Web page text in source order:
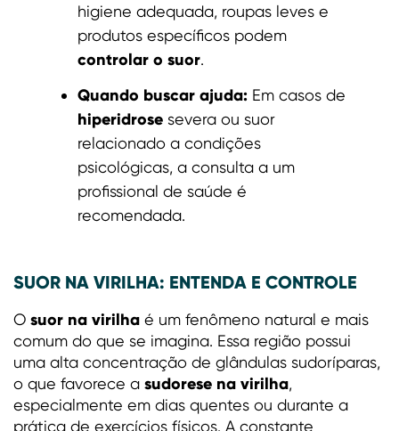
higiene adequada, roupas leves e
produtos específicos podem
controlar o suor.
Quando buscar ajuda: Em casos de
hiperidrose severa ou suor
relacionado a condições
psicológicas, a consulta a um
profissional de saúde é
recomendada.
SUOR NA VIRILHA: ENTENDA E CONTROLE
O suor na virilha é um fenômeno natural e mais
comum do que se imagina. Essa região possui
uma alta concentração de glândulas sudoríparas,
o que favorece a sudorese na virilha,
especialmente em dias quentes ou durante a
prática de exercícios físicos. A constante